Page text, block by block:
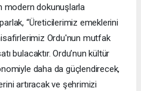
modern dokunuşlarla
“Üreticilerimiz emeklerini
Ordu'nun mutfak
bulacaktır. Ordu’nun kültür
daha da güçlendirecek,
artıracak ve şehrimizi